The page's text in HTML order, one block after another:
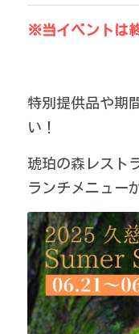
※当イベントは
特別提供品や期
い！
琥珀の森レスト
ランチメニュー